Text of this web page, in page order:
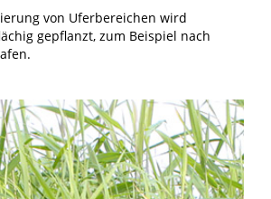
von Uferbereichen wird
gepflanzt, zum Beispiel nach